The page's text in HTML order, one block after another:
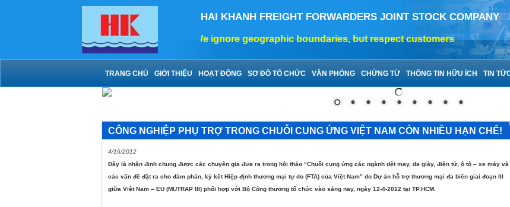
HAI KHANH FREIGHT FORWARDERS JOINT STOCK COMPANY
We ignore geographic boundaries, but respect customers
TRANG CHỦ GIỚI THIỆU HOẠT ĐỘNG SƠ ĐỒ TỔ CHỨC VĂN PHÒNG CHỨNG TỪ THÔNG TIN HỮU ÍCH TIN
CÔNG NGHIỆP PHỤ TRỢ TRONG CHUỖI CUNG ỨNG VIỆT NAM CÒN NHIỀU HẠN CHẾ!
4/16/2012
Đây là nhận định chung được các chuyên gia đưa ra trong hội thảo “Chuỗi cung ứng các ngành dệt may, da giày, điện tử, ô tô – xe máy và
các vấn đề đặt ra cho đàm phán, ký kết Hiệp định thương mại tự do (FTA) của Việt Nam” do Dự án hỗ trợ thương mại đa biên giai đoạn III
giữa Việt Nam – EU (MUTRAP III) phối hợp với Bộ Công thương tổ chức vào sáng nay, ngày 12-4-2012 tại TP.HCM.